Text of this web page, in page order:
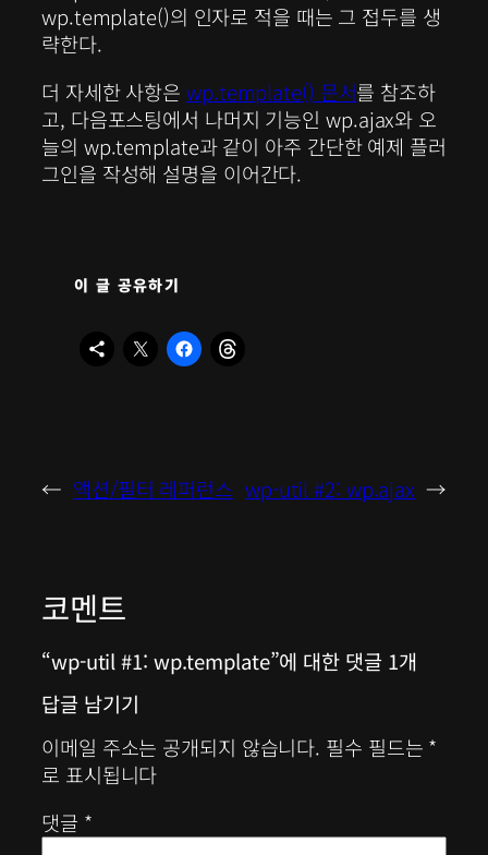
wp.template()의 인자로 적을 때는 그 접두를 생
략한다.
더 자세한 사항은 wp.template() 문서를 참조하
고, 다음포스팅에서 나머지 기능인 wp.ajax와 오
늘의 wp.template과 같이 아주 간단한 예제 플러
그인을 작성해 설명을 이어간다.
이 글 공유하기
← 액션/필터 레퍼런스 wp-util #2: wp.ajax →
코멘트
“wp-util #1: wp.template”에 대한 댓글 1개
답글 남기기
이메일 주소는 공개되지 않습니다. 필수 필드는 *
로 표시됩니다
댓글 *